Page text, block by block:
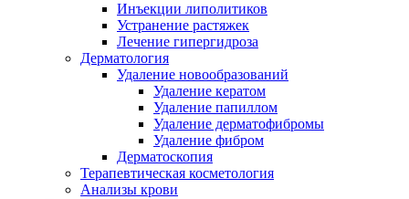
Инъекции липолитиков
Устранение растяжек
Лечение гипергидроза
Дерматология
Удаление новообразований
Удаление кератом
Удаление папиллом
Удаление дерматофибромы
Удаление фибром
Дерматоскопия
Терапевтическая косметология
Анализы крови